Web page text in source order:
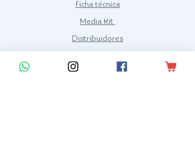
Ficha técnica
Media Kit
Distribuidores
Políticas